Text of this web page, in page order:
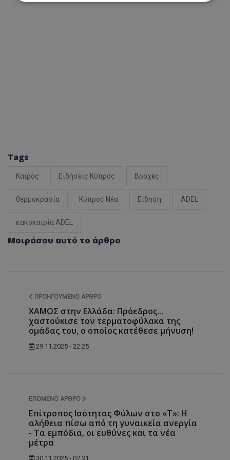
Tags
Καιρός Ειδήσεις Κύπρος Βροχές
θερμοκρασία Κύπρος Νέα Είδηση ADEL
κακοκαιρία ADEL
Μοιράσου αυτό το άρθρο
ΠΡΟΗΓΟΎΜΕΝΟ ΆΡΘΡΟ
ΧΑΜΟΣ στην Ελλάδα: Πρόεδρος...
χαστούκισε τον τερματοφύλακα της
ομάδας του, ο οποίος κατέθεσε μήνυση!
29.11.2025 - 22:25
ΕΠΌΜΕΝΟ ΆΡΘΡΟ
Επίτροπος Ισότητας Φύλων στο «Τ»: Η
αλήθεια πίσω από τη γυναικεία ανεργία
- Τα εμπόδια, οι ευθύνες και τα νέα
μέτρα
30.11.2025 - 07:31
ASP.NET_SessionId